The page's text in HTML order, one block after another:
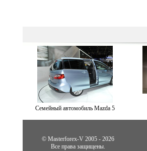
Семейный автомобиль Mazda 5
© Masterforex-V 2005 - 2026
Все права защищены.